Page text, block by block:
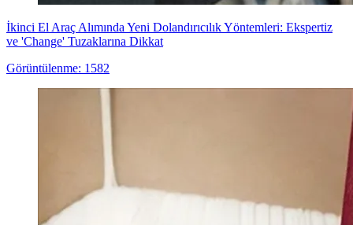
İkinci El Araç Alımında Yeni Dolandırıcılık Yöntemleri: Ekspertiz
ve 'Change' Tuzaklarına Dikkat
Görüntülenme: 1582